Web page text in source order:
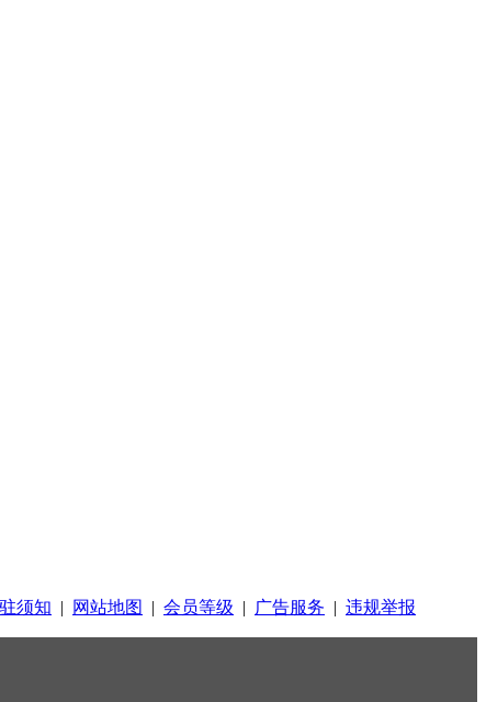
须知 | 网站地图 | 会员等级 | 广告服务 | 违规举报